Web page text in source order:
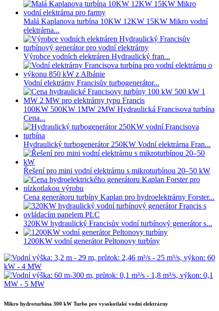
Malá Kaplanova turbína 10KW 12KW 15KW Mikro vodní
elektrárna...
Výrobce vodních elektráren Hydraulický fran...
Vodní elektrárny Francisův turbogenerátor...
100KW 500KW 1MW 2MW Hydraulická Francisova turbína
Cena...
Hydraulický turbogenerátor 250KW Vodní elektrárna Fran...
Řešení pro mini vodní elektrárnu s mikroturbínou 20–50 kW
Cena generátoru turbíny Kaplan pro hydroelektrárny Forster...
320KW hydraulický Francisův vodní turbínový generátor s...
1200KW vodní generátor Peltonovy turbíny
Mikro hydroturbína 300 kW Turbo pro vysokotlaké vodní elektrárny